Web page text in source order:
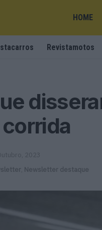
HOME
Revistamotos
2023
Newsletter destaque